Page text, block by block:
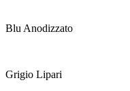
Blu
Grigio Lipari